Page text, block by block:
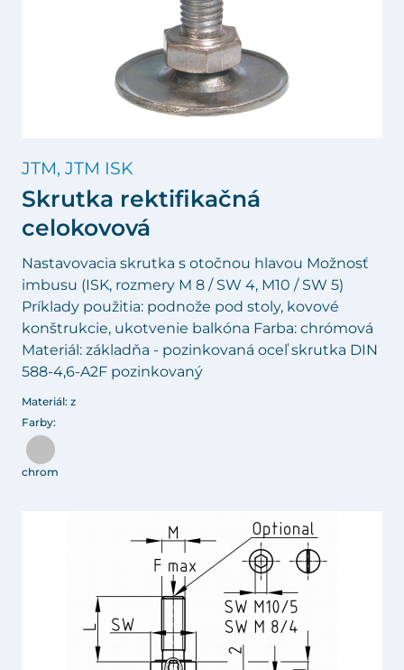
JTM, JTM ISK
Skrutka rektifikačná
celokovová
Nastavovacia skrutka s otočnou hlavou Možnosť
imbusu (ISK, rozmery M 8 / SW 4, M10 / SW 5)
Príklady použitia: podnože pod stoly, kovové
konštrukcie, ukotvenie balkóna Farba: chrómová
Materiál: základňa - pozinkovaná oceľ skrutka DIN
588-4,6-A2F pozinkovaný
Materiál: z
Farby:
chrom